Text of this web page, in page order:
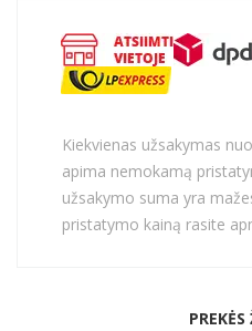
Kiekvienas užsakymas
apima nemokamą
užsakymo suma yra
pristatymo kainą rasite